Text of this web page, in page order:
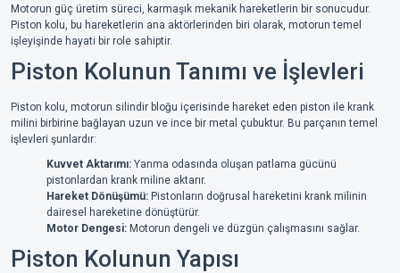
Motorun güç üretim süreci, karmaşık mekanik hareketlerin bir sonucudur.
Piston kolu, bu hareketlerin ana aktörlerinden biri olarak, motorun temel
işleyişinde hayati bir role sahiptir.
Piston Kolunun Tanımı ve İşlevleri
Piston kolu, motorun silindir bloğu içerisinde hareket eden piston ile krank
milini birbirine bağlayan uzun ve ince bir metal çubuktur. Bu parçanın temel
işlevleri şunlardır:
Kuvvet Aktarımı: Yanma odasında oluşan patlama gücünü
pistonlardan krank miline aktarır.
Hareket Dönüşümü: Pistonların doğrusal hareketini krank milinin
dairesel hareketine dönüştürür.
Motor Dengesi: Motorun dengeli ve düzgün çalışmasını sağlar.
Piston Kolunun Yapısı